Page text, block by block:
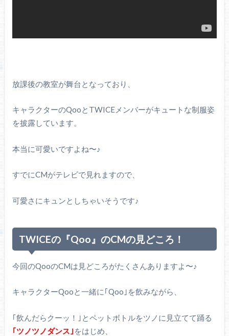
放課後の教室が舞台となっており、
キャラクターのQooとTWICEメンバーがキュートな制服姿
を披露しています。
本当に可愛いですよね〜♪
すでにCMがテレビで見れますので、
可愛さにキュンとしちゃいそうです♪
TWICEの『Qoo』のCMの見どころ！
今回のQooのCMは見どころがたくさんありますよ〜♪
キャラクターQooと一緒に｢Qoo｣を飲みながら、
｢飲んだらクーッ！｣とペットボトルをツノに見立てて踊る
｢ツノツノダンス｣ をはじめ、